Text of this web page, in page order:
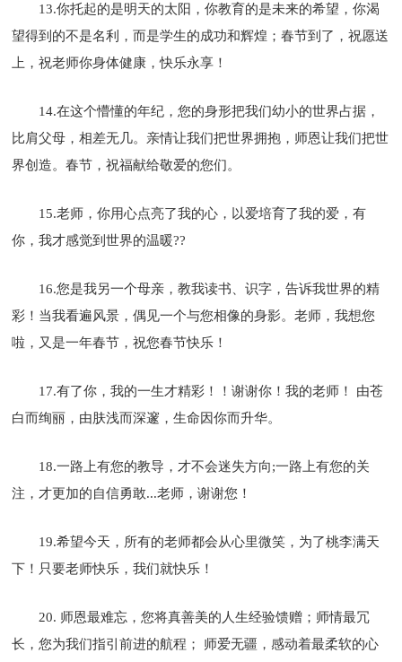
13.你托起的是明天的太阳，你教育的是未来的希望，你渴
望得到的不是名利，而是学生的成功和辉煌；春节到了，祝愿送
上，祝老师你身体健康，快乐永享！
14.在这个懵懂的年纪，您的身形把我们幼小的世界占据，
比肩父母，相差无几。亲情让我们把世界拥抱，师恩让我们把世
界创造。春节，祝福献给敬爱的您们。
15.老师，你用心点亮了我的心，以爱培育了我的爱，有
你，我才感觉到世界的温暖??
16.您是我另一个母亲，教我读书、识字，告诉我世界的精
彩！当我看遍风景，偶见一个与您相像的身影。老师，我想您
啦，又是一年春节，祝您春节快乐！
17.有了你，我的一生才精彩！！谢谢你！我的老师！ 由苍
白而绚丽，由肤浅而深邃，生命因你而升华。
18.一路上有您的教导，才不会迷失方向;一路上有您的关
注，才更加的自信勇敢...老师，谢谢您！
19.希望今天，所有的老师都会从心里微笑，为了桃李满天
下！只要老师快乐，我们就快乐！
20. 师恩最难忘，您将真善美的人生经验馈赠；师情最冗
长，您为我们指引前进的航程； 师爱无疆，感动着最柔软的心